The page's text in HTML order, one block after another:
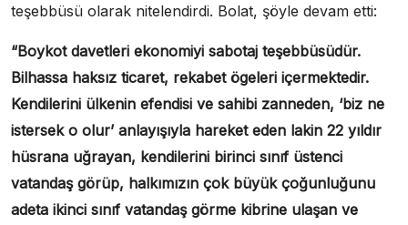
teşebbüsü olarak nitelendirdi. Bolat, şöyle devam etti:
“Boykot davetleri ekonomiyi sabotaj teşebbüsüdür.
Bilhassa haksız ticaret, rekabet ögeleri içermektedir.
Kendilerini ülkenin efendisi ve sahibi zanneden, ‘biz ne
istersek o olur’ anlayışıyla hareket eden lakin 22 yıldır
hüsrana uğrayan, kendilerini birinci sınıf üstenci
vatandaş görüp, halkımızın çok büyük çoğunluğunu
adeta ikinci sınıf vatandaş görme kibrine ulaşan ve